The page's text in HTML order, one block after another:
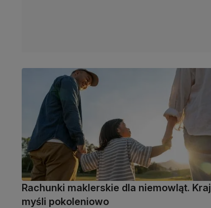
Rachunki maklerskie dla niemowląt. Kraj
myśli pokoleniowo